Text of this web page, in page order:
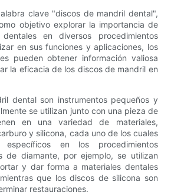
clave "discos de mandril dental",
objetivo explorar la importancia de
en diversos procedimientos
en sus funciones y aplicaciones, los
pueden obtener información valiosa
la eficacia de los discos de mandril en
dental son instrumentos pequeños y
se utilizan junto con una pieza de
en una variedad de materiales,
y silicona, cada uno de los cuales
específicos en los procedimientos
de diamante, por ejemplo, se utilizan
y dar forma a materiales dentales
que los discos de silicona son
restauraciones.